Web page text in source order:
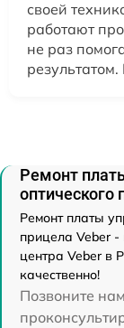
своей
работают
не раз
Ремонт
оптического
Ремонт платы
прицела Veber
центра Veber в
качественно!
Позвоните